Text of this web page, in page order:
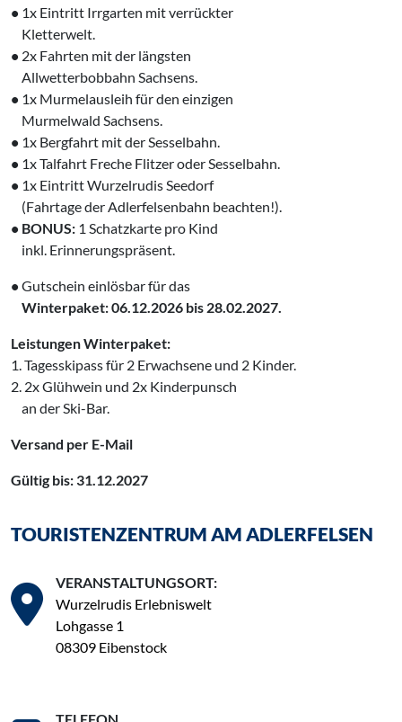
• 1x Eintritt Irrgarten mit verrückter
Kletterwelt.
• 2x Fahrten mit der längsten
Allwetterbobbahn Sachsens.
• 1x Murmelausleih für den einzigen
Murmelwald Sachsens.
• 1x Bergfahrt mit der Sesselbahn.
• 1x Talfahrt Freche Flitzer oder Sesselbahn.
• 1x Eintritt Wurzelrudis Seedorf
(Fahrtage der Adlerfelsenbahn beachten!).
• BONUS: 1 Schatzkarte pro Kind
inkl. Erinnerungspräsent.
• Gutschein einlösbar für das
‌ Winterpaket: 06.12.2026 bis 28.02.2027.
Leistungen Winterpaket:
1. Tagesskipass für 2 Erwachsene und 2 Kinder.
2. 2x Glühwein und 2x Kinderpunsch
an der Ski-Bar.
Versand per E-Mail
Gültig bis: 31.12.2027
TOURISTENZENTRUM AM ADLERFELSEN
VERANSTALTUNGSORT:
Wurzelrudis Erlebniswelt
Lohgasse 1
08309 Eibenstock
TELEFON